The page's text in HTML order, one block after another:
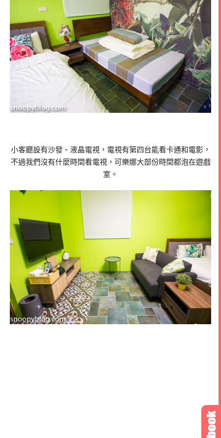
小客廳設有沙發、液晶電視，電視有第四台能看卡通和電影，
不過我們沒有什麼時間看電視，可樂娜大部份時間都泡在遊戲
室。